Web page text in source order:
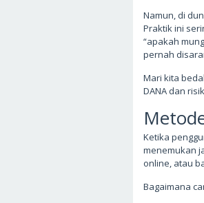
Namun, di
Praktik ini
“apakah
pernah
Mari kita
DANA dan
Ketika
menemukan
online, atau
Bagaimana